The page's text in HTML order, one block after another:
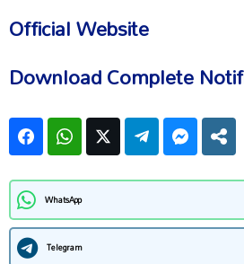
Official Website
Download Complete
FacebookWhatsAppTwitter Telegram
WhatsApp
Telegram